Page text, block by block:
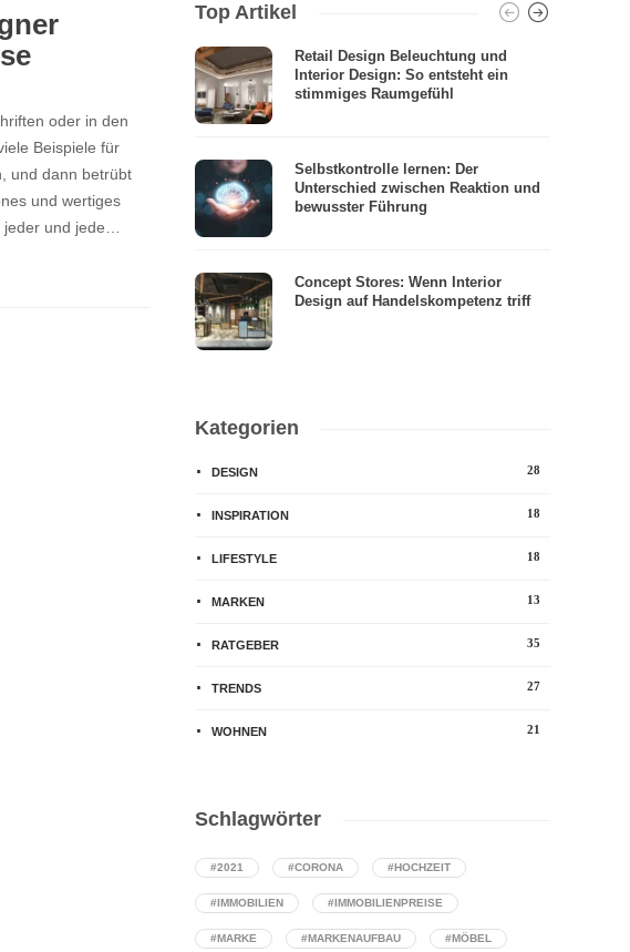
oder in den
Beispiele für
und dann betrübt
und wertiges
und jede…
Top Artikel
Retail Design Beleuchtung und
Interior Design: So entsteht ein
stimmiges Raumgefühl
Selbstkontrolle lernen: Der
Unterschied zwischen Reaktion und
bewusster Führung
Concept Stores: Wenn Interior
Design auf Handelskompetenz triff
Kategorien
DESIGN 28
INSPIRATION 18
LIFESTYLE 18
MARKEN 13
RATGEBER 35
TRENDS 27
WOHNEN 21
Schlagwörter
#2021 #CORONA #HOCHZEIT
#IMMOBILIEN #IMMOBILIENPREISE
#MARKE #MARKENAUFBAU #MÖBEL